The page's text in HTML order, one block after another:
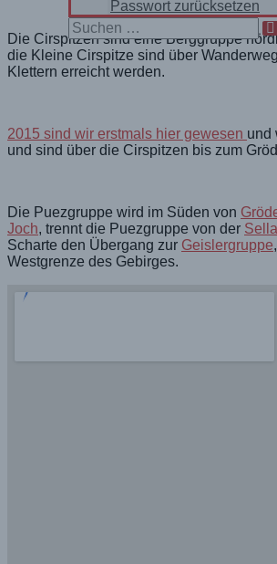
Passwort zurücksetzen
Search
for:
Die Cirspitzen sind eine Berggruppe
die Kleine Cirspitze sind über
Klettern erreicht werden.
2015 sind wir erstmals hier gewesen und
und sind über die Cirspitzen bis zum
Die Puezgruppe wird im Süden von
Joch, trennt die Puezgruppe von der
Scharte den Übergang zur Geislergruppe
Westgrenze des Gebirges.